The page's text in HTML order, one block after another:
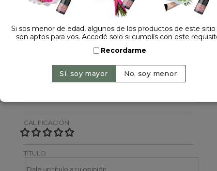
NOMBRE
CALIFICACIÓN
TÍTULO
Si sos menor de edad, algunos de los productos de este
son aptos para vos. Accedé solo si cumplís con este
Recordarme